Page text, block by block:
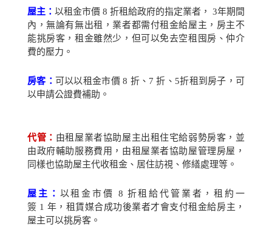
屋主： 以租金市價 8 折租給政府的指定業者， 3年期間
內，無論有無出租，業者都需付租金給屋主，房主不
能挑房客，租金雖然少，但可以免去空租囤房、仲介
費的壓力。
房客： 可以以租金市價 8 折、 7 折、 5折租到房子，可
以申請公證費補助。
代管： 由租屋業者協助屋主出租住宅給弱勢房客，並
由政府輔助服務費用，由租屋業者協助屋管理房屋，
同樣也協助屋主代收租金、居住訪視、修繕處理等。
屋主： 以租金市價 8 折租給代管業者，租約一
簽 1 年，租賃媒合成功後業者才會支付租金給房主，
屋主可以挑房客。